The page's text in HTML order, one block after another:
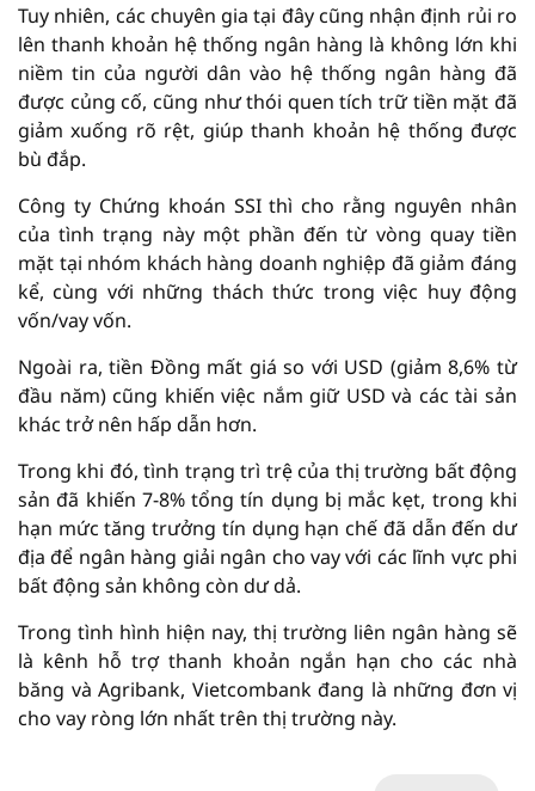
Tuy nhiên, các chuyên gia tại đây cũng nhận định rủi ro
lên thanh khoản hệ thống ngân hàng là không lớn khi
niềm tin của người dân vào hệ thống ngân hàng đã
được củng cố, cũng như thói quen tích trữ tiền mặt đã
giảm xuống rõ rệt, giúp thanh khoản hệ thống được
bù đắp.
Công ty Chứng khoán SSI thì cho rằng nguyên nhân
của tình trạng này một phần đến từ vòng quay tiền
mặt tại nhóm khách hàng doanh nghiệp đã giảm đáng
kể, cùng với những thách thức trong việc huy động
vốn/vay vốn.
Ngoài ra, tiền Đồng mất giá so với USD (giảm 8,6% từ
đầu năm) cũng khiến việc nắm giữ USD và các tài sản
khác trở nên hấp dẫn hơn.
Trong khi đó, tình trạng trì trệ của thị trường bất động
sản đã khiến 7-8% tổng tín dụng bị mắc kẹt, trong khi
hạn mức tăng trưởng tín dụng hạn chế đã dẫn đến dư
địa để ngân hàng giải ngân cho vay với các lĩnh vực phi
bất động sản không còn dư dả.
Trong tình hình hiện nay, thị trường liên ngân hàng sẽ
là kênh hỗ trợ thanh khoản ngắn hạn cho các nhà
băng và Agribank, Vietcombank đang là những đơn vị
cho vay ròng lớn nhất trên thị trường này.